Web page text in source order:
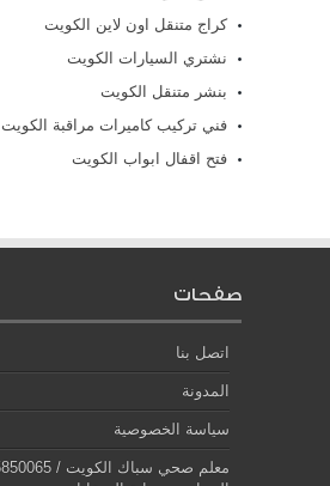
كراج متنقل اون لاين الكويت
نشتري السيارات الكويت
بنشر متنقل الكويت
فني تركيب كاميرات مراقبة الكويت
فتح اقفال ابواب الكويت
صفحات
اتصل بنا
المدونة
سياسة الخصوصية